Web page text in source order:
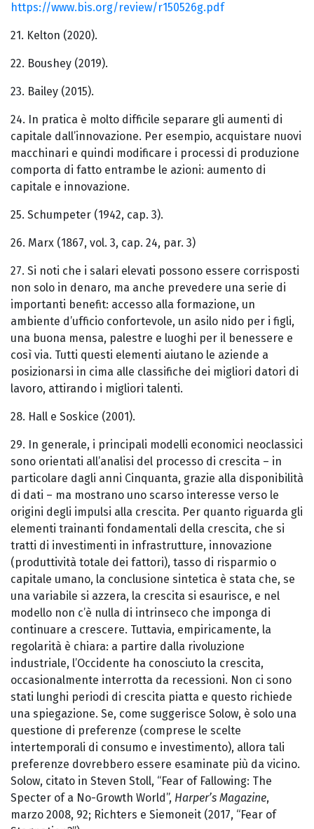
https://www.bis.org/review/r150526g.pdf
21. Kelton (2020).
22. Boushey (2019).
23. Bailey (2015).
24. In pratica è molto difficile separare gli aumenti di
capitale dall’innovazione. Per esempio, acquistare nuovi
macchinari e quindi modificare i processi di produzione
comporta di fatto entrambe le azioni: aumento di
capitale e innovazione.
25. Schumpeter (1942, cap. 3).
26. Marx (1867, vol. 3, cap. 24, par. 3)
27. Si noti che i salari elevati possono essere corrisposti
non solo in denaro, ma anche prevedere una serie di
importanti benefit: accesso alla formazione, un
ambiente d’ufficio confortevole, un asilo nido per i figli,
una buona mensa, palestre e luoghi per il benessere e
così via. Tutti questi elementi aiutano le aziende a
posizionarsi in cima alle classifiche dei migliori datori di
lavoro, attirando i migliori talenti.
28. Hall e Soskice (2001).
29. In generale, i principali modelli economici neoclassici
sono orientati all’analisi del processo di crescita – in
particolare dagli anni Cinquanta, grazie alla disponibilità
di dati – ma mostrano uno scarso interesse verso le
origini degli impulsi alla crescita. Per quanto riguarda gli
elementi trainanti fondamentali della crescita, che si
tratti di investimenti in infrastrutture, innovazione
(produttività totale dei fattori), tasso di risparmio o
capitale umano, la conclusione sintetica è stata che, se
una variabile si azzera, la crescita si esaurisce, e nel
modello non c’è nulla di intrinseco che imponga di
continuare a crescere. Tuttavia, empiricamente, la
regolarità è chiara: a partire dalla rivoluzione
industriale, l’Occidente ha conosciuto la crescita,
occasionalmente interrotta da recessioni. Non ci sono
stati lunghi periodi di crescita piatta e questo richiede
una spiegazione. Se, come suggerisce Solow, è solo una
questione di preferenze (comprese le scelte
intertemporali di consumo e investimento), allora tali
preferenze dovrebbero essere esaminate più da vicino.
Solow, citato in Steven Stoll, “Fear of Fallowing: The
Specter of a No-Growth World”, Harper’s Magazine,
marzo 2008, 92; Richters e Siemoneit (2017, “Fear of